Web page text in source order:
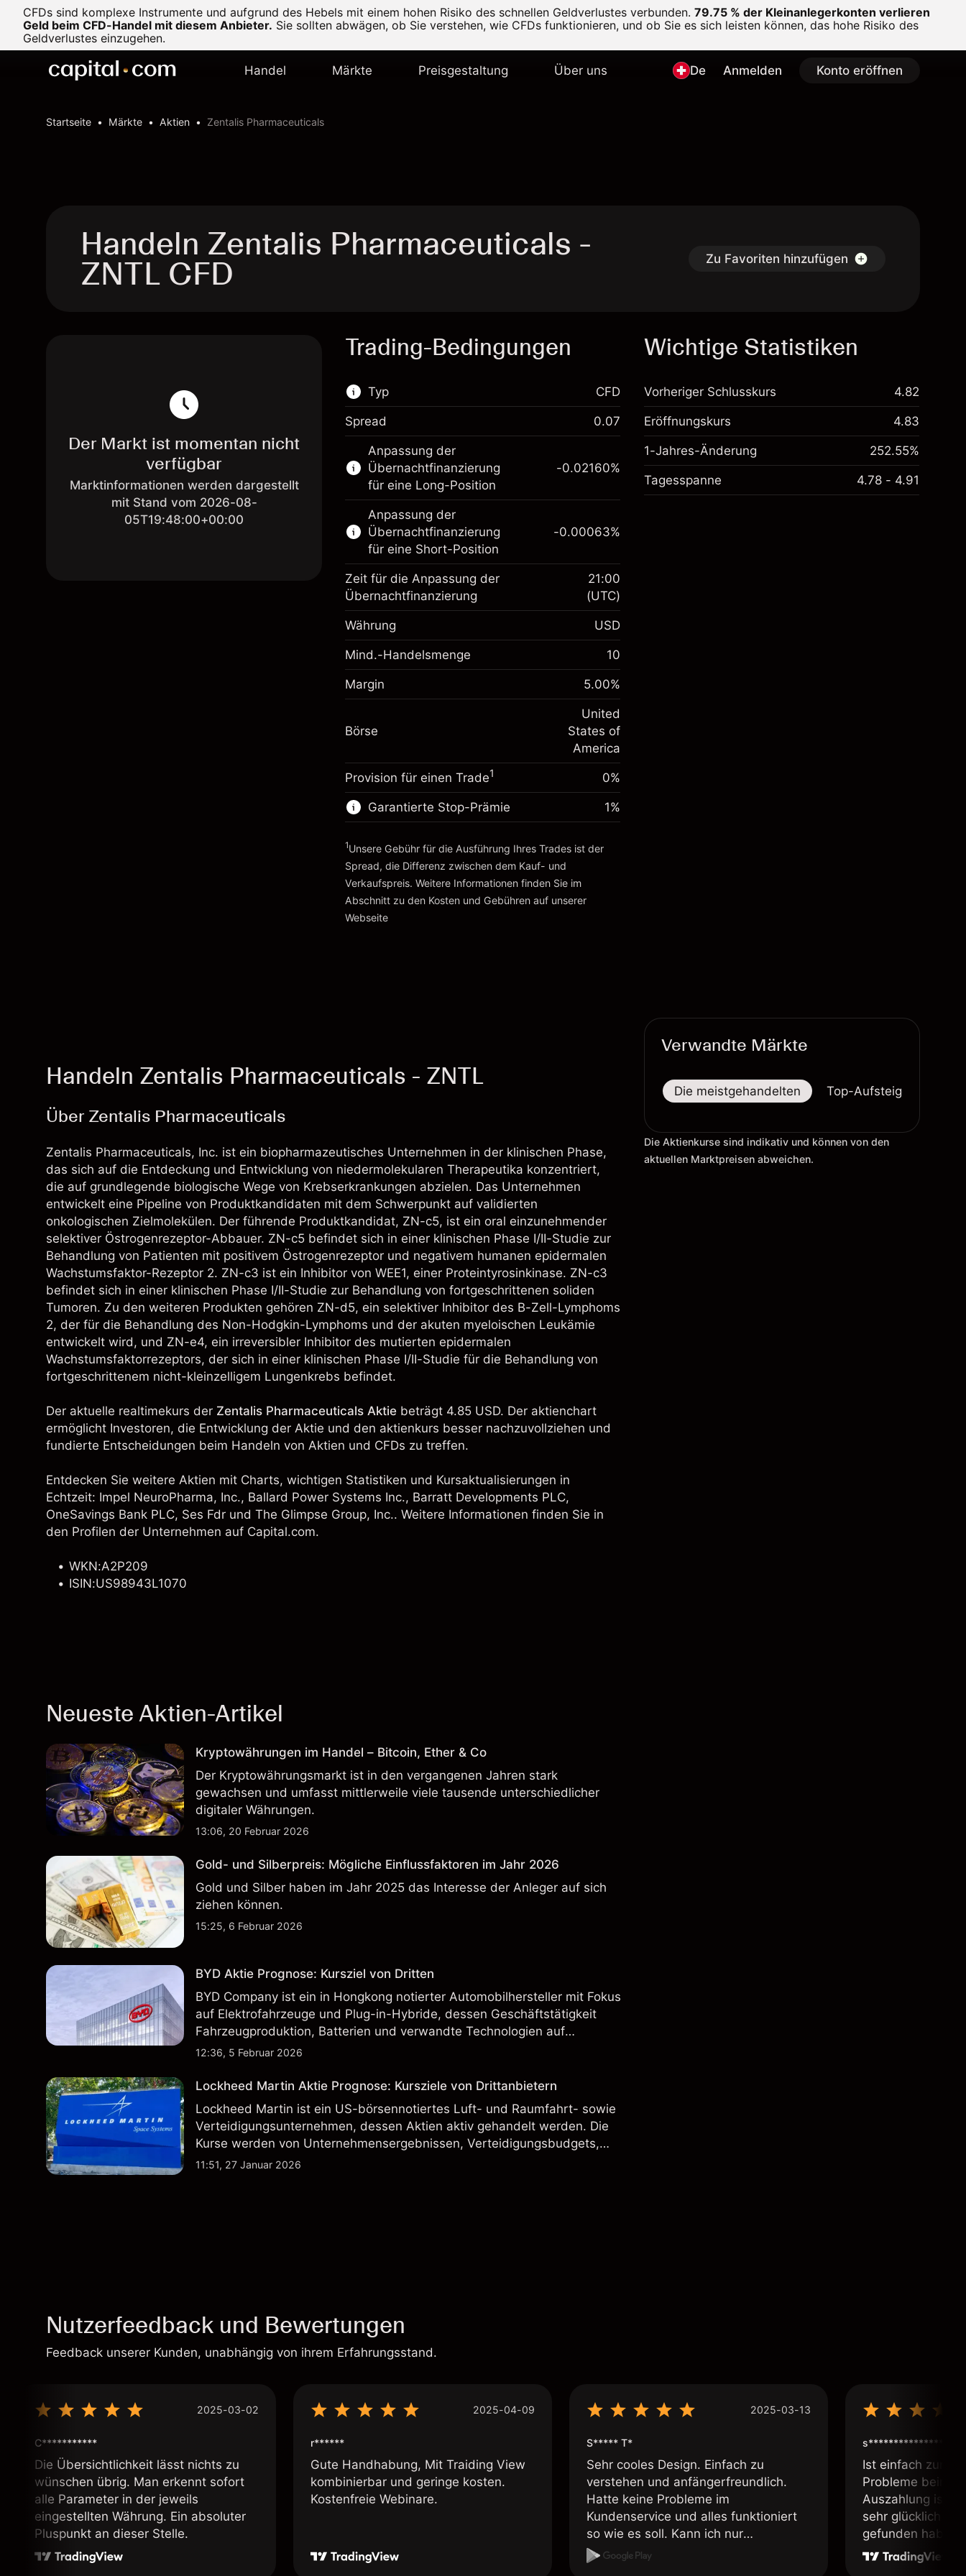
CFDs sind komplexe Instrumente und aufgrund des Hebels mit einem hohen Risiko des schnellen Geldverlustes verbunden. 79.75 % der Kleinanlegerkonten verlieren
Geld beim CFD-Handel mit diesem Anbieter. Sie sollten abwägen, ob Sie verstehen, wie CFDs funktionieren, und ob Sie es sich leisten können, das hohe Risiko des
Geldverlustes einzugehen.
Handel Märkte Preisgestaltung Über uns De Anmelden Konto eröffnen
Startseite Märkte Aktien Zentalis Pharmaceuticals
Handeln Zentalis Pharmaceuticals -
ZNTL CFD Zu Favoriten hinzufügen
Der Markt ist momentan nicht
verfügbar
Marktinformationen werden dargestellt
mit Stand vom 2026-08-
05T19:48:00+00:00
Trading-Bedingungen
Typ
Dieser Finanzmarkt steht für das CFD-Trading
zur Verfügung.
Erfahren Sie mehr über:
CFDs
CFD
Spread 0.07
Anpassung der
Übernachtfinanzierung
für eine Long-Position
Margin. Ihre Investition
$1,000.00
Anpassung der
Übernachtfinanzierung
Gebühren aus fremdfinanzierten
Positionswert
-0.021596
Positionsgröße mit Hebelwirkung
Geld aus Hebelwirkung ~ $$19,000.00
Zur Plattform
-0.02160%
Anpassung der
Übernachtfinanzierung
für eine Short-Position
Margin. Ihre Investition
$1,000.00
Positionswert
-0.000626
Positionsgröße mit Hebelwirkung
~$20,000.00
Geld aus Hebelwirkung ~ $$19,000.00
Zur Plattform
-0.00063%
Zeit für die Anpassung der
Übernachtfinanzierung
21:00
(UTC)
Währung USD
Mind.-Handelsmenge 10
Margin 5.00%
Börse
United
States of
America
Provision für einen Trade1 0%
Garantierte Stop-Prämie
Kosten und Gebühren
1%
1Unsere Gebühr für die Ausführung Ihres Trades ist der
Spread, die Differenz zwischen dem Kauf- und
Verkaufspreis. Weitere Informationen finden Sie im
Abschnitt zu den Kosten und Gebühren auf unserer
Webseite
Wichtige Statistiken
Vorheriger Schlusskurs 4.82
Eröffnungskurs 4.83
1-Jahres-Änderung 252.55%
Tagesspanne 4.78 - 4.91
Handeln Zentalis Pharmaceuticals - ZNTL
Über Zentalis Pharmaceuticals
Zentalis Pharmaceuticals, Inc. ist ein biopharmazeutisches Unternehmen in der klinischen Phase,
das sich auf die Entdeckung und Entwicklung von niedermolekularen Therapeutika konzentriert,
die auf grundlegende biologische Wege von Krebserkrankungen abzielen. Das Unternehmen
entwickelt eine Pipeline von Produktkandidaten mit dem Schwerpunkt auf validierten
onkologischen Zielmolekülen. Der führende Produktkandidat, ZN-c5, ist ein oral einzunehmender
selektiver Östrogenrezeptor-Abbauer. ZN-c5 befindet sich in einer klinischen Phase I/II-Studie zur
Behandlung von Patienten mit positivem Östrogenrezeptor und negativem humanen epidermalen
Wachstumsfaktor-Rezeptor 2. ZN-c3 ist ein Inhibitor von WEE1, einer Proteintyrosinkinase. ZN-c3
befindet sich in einer klinischen Phase I/II-Studie zur Behandlung von fortgeschrittenen soliden
Tumoren. Zu den weiteren Produkten gehören ZN-d5, ein selektiver Inhibitor des B-Zell-Lymphoms
2, der für die Behandlung des Non-Hodgkin-Lymphoms und der akuten myeloischen Leukämie
entwickelt wird, und ZN-e4, ein irreversibler Inhibitor des mutierten epidermalen
Wachstumsfaktorrezeptors, der sich in einer klinischen Phase I/II-Studie für die Behandlung von
fortgeschrittenem nicht-kleinzelligem Lungenkrebs befindet.
Der aktuelle realtimekurs der Zentalis Pharmaceuticals Aktie beträgt 4.85 USD. Der aktienchart
ermöglicht Investoren, die Entwicklung der Aktie und den aktienkurs besser nachzuvollziehen und
fundierte Entscheidungen beim Handeln von Aktien und CFDs zu treffen.
Entdecken Sie weitere Aktien mit Charts, wichtigen Statistiken und Kursaktualisierungen in
Echtzeit: Impel NeuroPharma, Inc., Ballard Power Systems Inc., Barratt Developments PLC,
OneSavings Bank PLC, Ses Fdr und The Glimpse Group, Inc.. Weitere Informationen finden Sie in
den Profilen der Unternehmen auf Capital.com.
WKN:A2P209
ISIN:US98943L1070
Neueste Aktien-Artikel
Kryptowährungen im Handel – Bitcoin, Ether & Co
Der Kryptowährungsmarkt ist in den vergangenen Jahren stark
gewachsen und umfasst mittlerweile viele tausende unterschiedlicher
digitaler Währungen.
13:06, 20 Februar 2026
Gold- und Silberpreis: Mögliche Einflussfaktoren im Jahr 2026
Gold und Silber haben im Jahr 2025 das Interesse der Anleger auf sich
ziehen können.
15:25, 6 Februar 2026
BYD Aktie Prognose: Kursziel von Dritten
BYD Company ist ein in Hongkong notierter Automobilhersteller mit Fokus
auf Elektrofahrzeuge und Plug-in-Hybride, dessen Geschäftstätigkeit
Fahrzeugproduktion, Batterien und verwandte Technologien auf
inländischen und internationalen Märkten umfasst.
12:36, 5 Februar 2026
Lockheed Martin Aktie Prognose: Kursziele von Drittanbietern
Lockheed Martin ist ein US-börsennotiertes Luft- und Raumfahrt- sowie
Verteidigungsunternehmen, dessen Aktien aktiv gehandelt werden. Die
Kurse werden von Unternehmensergebnissen, Verteidigungsbudgets,
Vertragsaktivitäten und den allgemeinen Aktienmärktbedingungen
11:51, 27 Januar 2026
Verwandte Märkte
Die meistgehandelten Top-Aufsteiger
Die Aktienkurse sind indikativ und können von den
aktuellen Marktpreisen abweichen.
Nutzerfeedback und Bewertungen
Feedback unserer Kunden, unabhängig von ihrem Erfahrungsstand.
2025-03-02
C***********
Die Übersichtlichkeit lässt nichts zu
wünschen übrig. Man erkennt sofort
alle Parameter in der jeweils
eingestellten Währung. Ein absoluter
Pluspunkt an dieser Stelle.
2025-04-09
r******
Gute Handhabung, Mit Traiding View
kombinierbar und geringe kosten.
Kostenfreie Webinare.
2025-03-13
S***** T*
Sehr cooles Design. Einfach zu
verstehen und anfängerfreundlich.
Hatte keine Probleme im
Kundenservice und alles funktioniert
so wie es soll. Kann ich nur
weiterempfehlen.
s****************
Ist einfach zum
Probleme beim
Auszahlung ist
sehr glücklich
gefunden habe.
weiter meine